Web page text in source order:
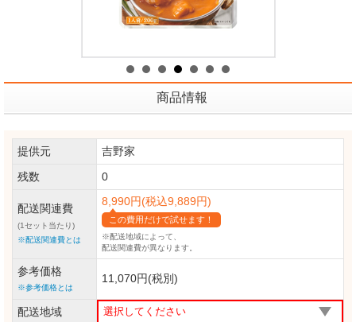
商品情報
提供元
吉野家
残数
0
配送関連費
(1セット当たり)
※配送関連費とは
8,990円(税込9,889円)
この費用だけで試せます！
※配送地域によって、
配送関連費が異なります。
参考価格
※参考価格とは
11,070円(税別)
配送地域